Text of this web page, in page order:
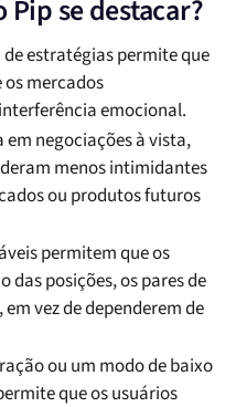
Pip se destacar?
estratégias permite que
mercados
emocional.
negociações à vista,
menos intimidantes
ou produtos futuros
permitem que os
posições, os pares de
vez de dependerem de
ou um modo de baixo
que os usuários